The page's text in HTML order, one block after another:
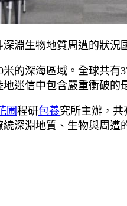
淵生物地質周遭的狀
的深海區域。全球共
迷信中包含嚴重衝破的
圃程研包養究所主辦，共
深淵地質、生物與周